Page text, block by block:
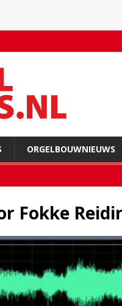
ORGELBOUWNIEUWS
Fokke